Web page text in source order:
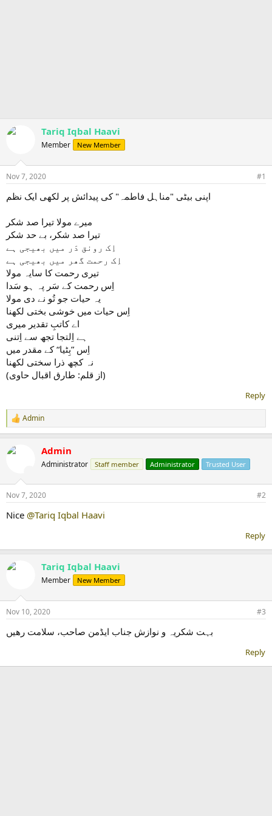
Tariq Iqbal Haavi
Member New Member
Nov 7, 2020 #1
اپنی بیٹی "مناہل فاطمہ" کی پیدائش پر لکھی ایک نظم
میرے مولا تیرا صد شکر
تیرا صد شکر، بے حد شکر
اِک رونق دَر میں بھیجی ہے
اِک رحمت گھر میں بھیجی ہے
تیری رحمت کا سایہ مولا
اِس رحمت کے سَر پہ ہو سَدا
یہ حیات جو تُو نے دی مولا
اِس حیات میں خوشی بختی لکھنا
اے کاتبِ تقدیر میری
ہے اِلتجا تجھ سے اِتنی
اِس ”بِٹیا“ کے مقدر میں
نہ کچھ ذرا سختی لکھنا
(از قلم: طارق اقبال حاوی)
Reply
R
e
c
s
Admin
Admin
Administrator Staff member Administrator Trusted User
Nov 7, 2020 #2
Nice @Tariq Iqbal Haavi
Reply
Tariq Iqbal Haavi
Member New Member
Nov 10, 2020 #3
بہت شکریہ و نوازش جناب ایڈمن صاحب، سلامت رھیں
Reply